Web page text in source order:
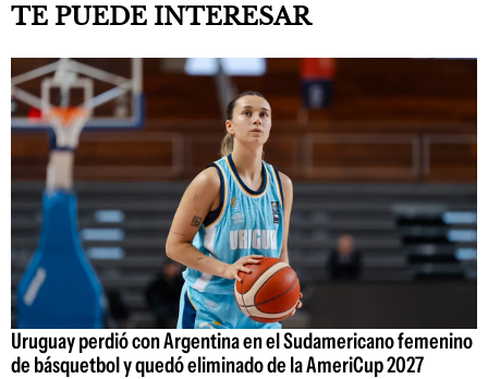
TE PUEDE INTERESAR
Uruguay perdió con Argentina en el Sudamericano femenino
de básquetbol y quedó eliminado de la AmeriCup 2027